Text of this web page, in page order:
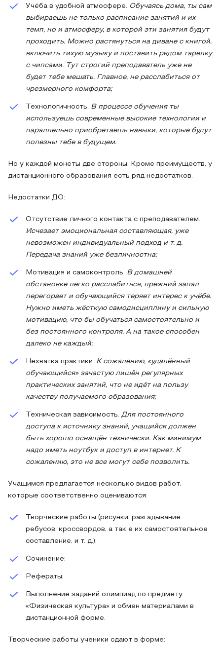
Учёба в удобной атмосфере. Обучаясь дома, ты сам
выбираешь не только расписание занятий и их
темп, но и атмосферу, в которой эти занятия будут
проходить. Можно растянуться на диване с книгой,
включить тихую музыку и поставить рядом тарелку
с чипсами. Тут строгий преподаватель уже не
будет тебе мешать. Главное, не расслабиться от
чрезмерного комфорта;
Технологичность. В процессе обучения ты
используешь современные высокие технологии и
параллельно приобретаешь навыки, которые будут
полезны тебе в будущем.
Но у каждой монеты две стороны. Кроме преимуществ, у
дистанционного образования есть ряд недостатков.
Недостатки ДО:
Отсутствие личного контакта с преподавателем.
Исчезает эмоциональная составляющая, уже
невозможен индивидуальный подход и т. д.
Передача знаний уже безличностна;
Мотивация и самоконтроль. В домашней
обстановке легко расслабиться, прежний запал
перегорает и обучающийся теряет интерес к учёбе.
Нужно иметь жёсткую самодисциплину и сильную
мотивацию, что бы обучаться самостоятельно и
без постоянного контроля. А на такое способен
далеко не каждый;
Нехватка практики. К сожалению, «удалённый
обучающийся» зачастую лишён регулярных
практических занятий, что не идёт на пользу
качеству получаемого образования;
Техническая зависимость. Для постоянного
доступа к источнику знаний, учащийся должен
быть хорошо оснащён технически. Как минимум
надо иметь ноутбук и доступ в интернет. К
сожалению, это не все могут себе позволить.
Учащимся предлагается несколько видов работ,
которые соответственно оцениваются:
Творческие работы (рисунки, разгадывание
ребусов, кроссвордов, а так е их самостоятельное
составление, и т. д.);
Сочинение;
Рефераты;
Выполнение заданий олимпиад по предмету
«Физическая культура» и обмен материалами в
дистанционной форме.
Творческие работы ученики сдают в форме: